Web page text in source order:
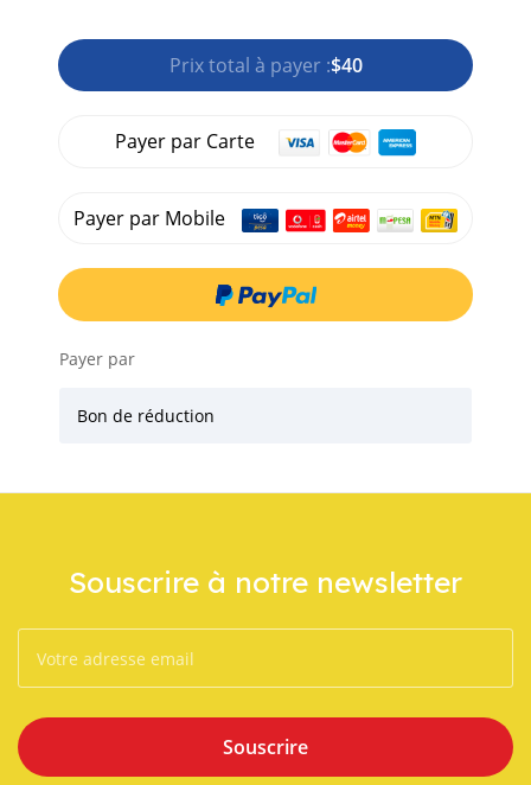
Prix total à payer :$40
Payer par Carte
Payer par Mobile
Payer par
Bon de réduction
Souscrire à notre newsletter
Souscrire